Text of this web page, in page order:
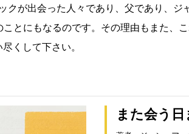
クが出会った人々であり、父であり、ジ
ことにもなるのです。その理由もまた、
くして下さい。
また会う日